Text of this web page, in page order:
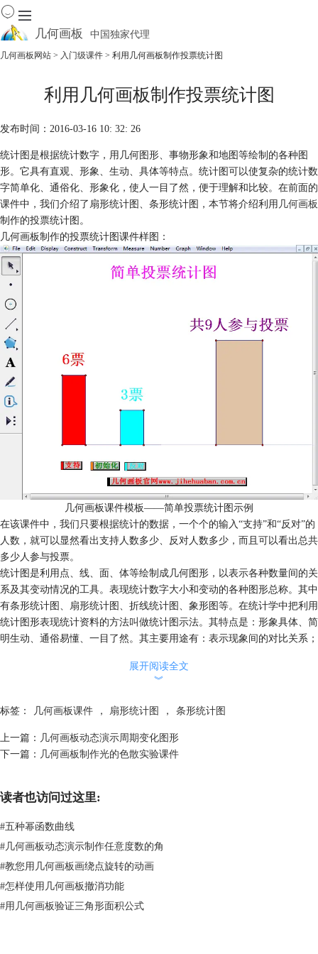
几何画板 中国独家代理
资源中心
软件商城
几何画板网站 > 入门级课件 > 利用几何画板制作投票统计图
利用几何画板制作投票统计图
发布时间：2016-03-16 10: 32: 26
统计图是根据统计数字，用几何图形、事物形象和地图等绘制的各种图
形。它具有直观、形象、生动、具体等特点。统计图可以使复杂的统计数
字简单化、通俗化、形象化，使人一目了然，便于理解和比较。在前面的
课件中，我们介绍了扇形统计图、条形统计图，本节将介绍利用 几何画板
制作的投票统计图。
几何画板制作的投票统计图课件样图：
几何画板课件模板——简单投票统计图示例
在该课件中，我们只要根据统计的数据，一个个的输入“支持”和“反对”的
人数，就可以显然看出支持人数多少、反对人数多少，而且可以看出总共
多少人参与投票。
统计图是利用点、线、面、体等绘制成几何图形，以表示各种数量间的关
系及其变动情况的工具。表现统计数字大小和变动的各种图形总称。其中
有条形统计图、扇形统计图、折线统计图、象形图等。在统计学中把利用
统计图形表现统计资料的方法叫做统计图示法。其特点是：形象具体、简
明生动、通俗易懂、一目了然。其主要用途有：表示现象间的对比关系；
单位的分配情况；说明现象在空间上的分布情况。
用来表示事物出现的次数或因变量y；或采用角度坐标(如圆形图)、地理
数图、对数图、指数图等；其结构包括图名、图目(图中的标题)、图尺
(坐标单位)、各种图线(基线、轮廓线、指导线等)、图注(图例说明、资料
计，提高工作效率。如需了解关于扇形统计图的几何画板课件，可参考
展开阅读全文
︾
标签： 几何画板课件 ， 扇形统计图 ， 条形统计图
上一篇： 几何画板动态演示周期变化图形
下一篇： 几何画板制作光的色散实验课件
读者也访问过这里:
#五种幂函数曲线
#几何画板动态演示制作任意度数的角
#教您用几何画板画绕点旋转的动画
#怎样使用几何画板撤消功能
#用几何画板验证三角形面积公式